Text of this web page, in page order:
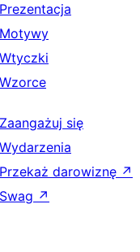
Prezentacja
Motywy
Wtyczki
Wzorce
Zaangażuj się
Wydarzenia
Przekaż darowiznę ↗
Swag ↗